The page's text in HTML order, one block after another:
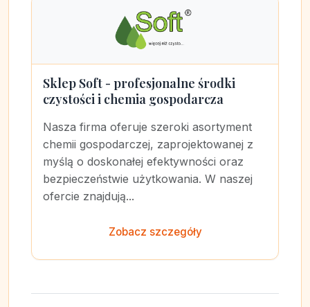
Sklep Soft - profesjonalne środki
czystości i chemia gospodarcza
Nasza firma oferuje szeroki asortyment
chemii gospodarczej, zaprojektowanej z
myślą o doskonałej efektywności oraz
bezpieczeństwie użytkowania. W naszej
ofercie znajdują...
Zobacz szczegóły